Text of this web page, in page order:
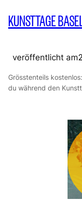
KUNSTTAGE
veröffentlicht am
Grösstenteils
du während den